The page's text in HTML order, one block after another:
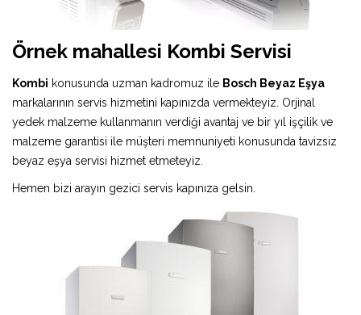
Örnek mahallesi Kombi Servisi
Kombi konusunda uzman kadromuz ile Bosch Beyaz Eşya
markalarının servis hizmetini kapınızda vermekteyiz. Orjinal
yedek malzeme kullanmanın verdiği avantaj ve bir yıl işçilik ve
malzeme garantisi ile müşteri memnuniyeti konusunda tavizsiz
beyaz eşya servisi hizmet etmeteyiz.
Hemen bizi arayın gezici servis kapınıza gelsin.